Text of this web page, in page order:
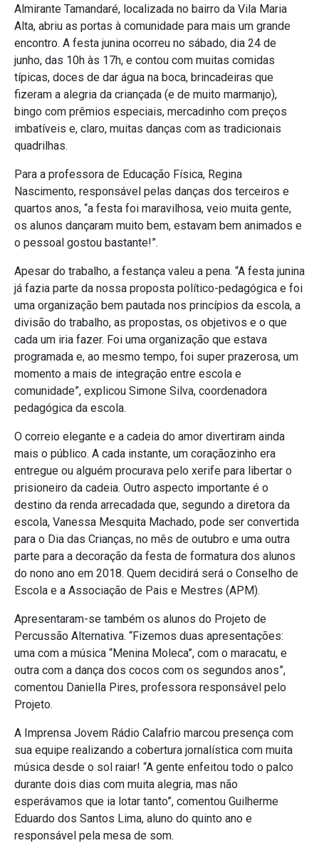
Almirante Tamandaré, localizada no bairro da Vila Maria
Alta, abriu as portas à comunidade para mais um grande
encontro. A festa junina ocorreu no sábado, dia 24 de
junho, das 10h às 17h, e contou com muitas comidas
típicas, doces de dar água na boca, brincadeiras que
fizeram a alegria da criançada (e de muito marmanjo),
bingo com prêmios especiais, mercadinho com preços
imbatíveis e, claro, muitas danças com as tradicionais
quadrilhas.
Para a professora de Educação Física, Regina
Nascimento, responsável pelas danças dos terceiros e
quartos anos, “a festa foi maravilhosa, veio muita gente,
os alunos dançaram muito bem, estavam bem animados e
o pessoal gostou bastante!”.
Apesar do trabalho, a festança valeu a pena. “A festa junina
já fazia parte da nossa proposta político-pedagógica e foi
uma organização bem pautada nos princípios da escola, a
divisão do trabalho, as propostas, os objetivos e o que
cada um iria fazer. Foi uma organização que estava
programada e, ao mesmo tempo, foi super prazerosa, um
momento a mais de integração entre escola e
comunidade”, explicou Simone Silva, coordenadora
pedagógica da escola.
O correio elegante e a cadeia do amor divertiram ainda
mais o público. A cada instante, um coraçãozinho era
entregue ou alguém procurava pelo xerife para libertar o
prisioneiro da cadeia. Outro aspecto importante é o
destino da renda arrecadada que, segundo a diretora da
escola, Vanessa Mesquita Machado, pode ser convertida
para o Dia das Crianças, no mês de outubro e uma outra
parte para a decoração da festa de formatura dos alunos
do nono ano em 2018. Quem decidirá será o Conselho de
Escola e a Associação de Pais e Mestres (APM).
Apresentaram-se também os alunos do Projeto de
Percussão Alternativa. “Fizemos duas apresentações:
uma com a música “Menina Moleca”, com o maracatu, e
outra com a dança dos cocos com os segundos anos”,
comentou Daniella Pires, professora responsável pelo
Projeto.
A Imprensa Jovem Rádio Calafrio marcou presença com
sua equipe realizando a cobertura jornalística com muita
música desde o sol raiar! “A gente enfeitou todo o palco
durante dois dias com muita alegria, mas não
esperávamos que ia lotar tanto”, comentou Guilherme
Eduardo dos Santos Lima, aluno do quinto ano e
responsável pela mesa de som.